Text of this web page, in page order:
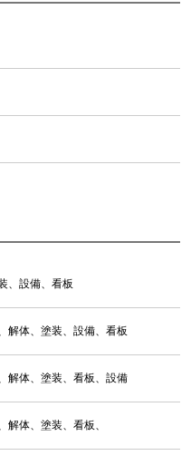
、設備、看板
解体、塗装、設備、看板
解体、塗装、看板、設備
体、塗装、看板、